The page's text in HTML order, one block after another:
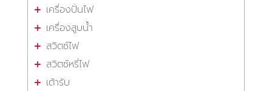
เครื่องปั่นไฟ
เครื่องสูบน้ำ
สวิตซ์ไฟ
สวิตซ์หรี่ไฟ
เต้ารับ